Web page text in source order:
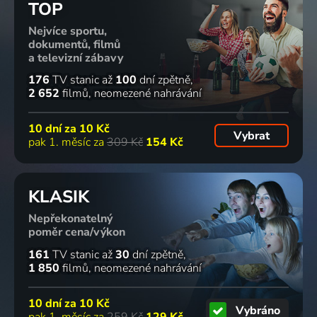
Because I
Believe
2024 | USA | Hudební, Životopisný
Maria
2024 | Španělsko | Thriller, Drama
57%
Třicet
sedm
2024 | Francie | Thriller
Trenéři
psů
2024 | Itálie | Komedie
74%
Můj
dort
61%
Pozdě, ale
přece
2024 | USA | Komedie, Drama
Carissa
2024 | Jihoafrická republika | Drama
Což mě
přivádí k
Tobě
Tvoje
barva
2024 | Japonsko | Animovaný, Drama, Hudební
61
Lisa
Frankenstein
2024 | USA | Komedie, Fantasy, Horor, Romantický
71%
43 dílů 59%
TOP
Nejvíce sportu,
dokumentů, filmů
a televizní zábavy
176 TV stanic až 100 dní zpětně
2 652 filmů neomezené nahrávání
10 dní za 10 Kč
pak 1. měsíc za 309 Kč 154 Kč Vybrat
KLASIK
Nepřekonatelný
poměr cena/výkon
161 TV stanic až30 dní zpětně
1 850 filmů neomezené nahrávání
10 dní za 10 Kč
Vybráno